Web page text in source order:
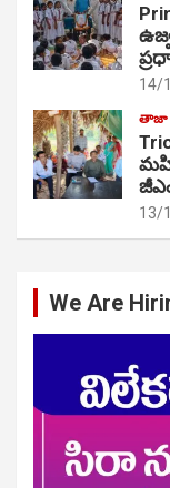
14/
తాజా
13/
We Are